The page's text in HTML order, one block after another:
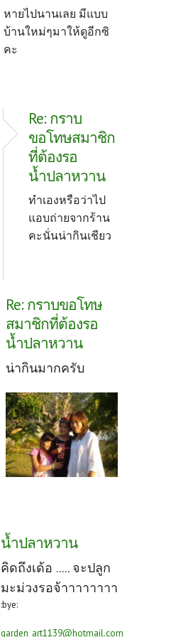
หายไปนานเลย มีแบบ
บ้านใหม่ๆมาให้ดูอีกซิ
คะ
Re: กราบ
ขอโทษสมาชิก
ที่ต้องรอ
น้ำปลาหวาน
ทำเองหรือว่าไป
แอบถ่ายจากร้าน
คะนั่นน่ากินเชียว
Re: กราบขอโทษ
สมาชิกที่ต้องรอ
น้ำปลาหวาน
น่ากินมากครับ
น้ำปลาหวาน
คิดถึงเด้อ ..... จะปลูก
มะม่วงรอจ้าาาาาาาา
:bye:
garden_art1139@hotmail.com